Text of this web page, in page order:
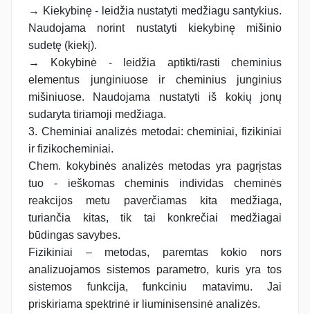
→ Kiekybinę - leidžia nustatyti medžiagu santykius.
Naudojama norint nustatyti kiekybinę mišinio
sudetę (kiekį).
→ Kokybinė - leidžia aptikti/rasti cheminius
elementus junginiuose ir cheminius junginius
mišiniuose. Naudojama nustatyti iš kokių jonų
sudaryta tiriamoji medžiaga.
3. Cheminiai analizės metodai: cheminiai, fizikiniai
ir fizikocheminiai.
Chem. kokybinės analizės metodas yra pagrįstas
tuo - ieškomas cheminis individas cheminės
reakcijos metu paverčiamas kita medžiaga,
turiančia kitas, tik tai konkrečiai medžiagai
būdingas savybes.
Fizikiniai – metodas, paremtas kokio nors
analizuojamos sistemos parametro, kuris yra tos
sistemos funkcija, funkciniu matavimu. Jai
priskiriama spektrinė ir liuminisensinė analizės.